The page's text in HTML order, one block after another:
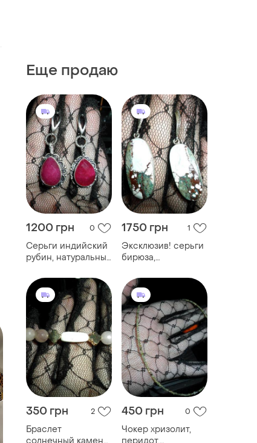
Еще продаю
1200 грн 0
Серьги индийский
рубин, натуральный
измельчение,
индия
1750 грн 1
Эксклюзив! серьги
бирюза,
камень,
измельчение,
индия
350 грн 2
Браслет
450 грн 0
Чокер хризолит,